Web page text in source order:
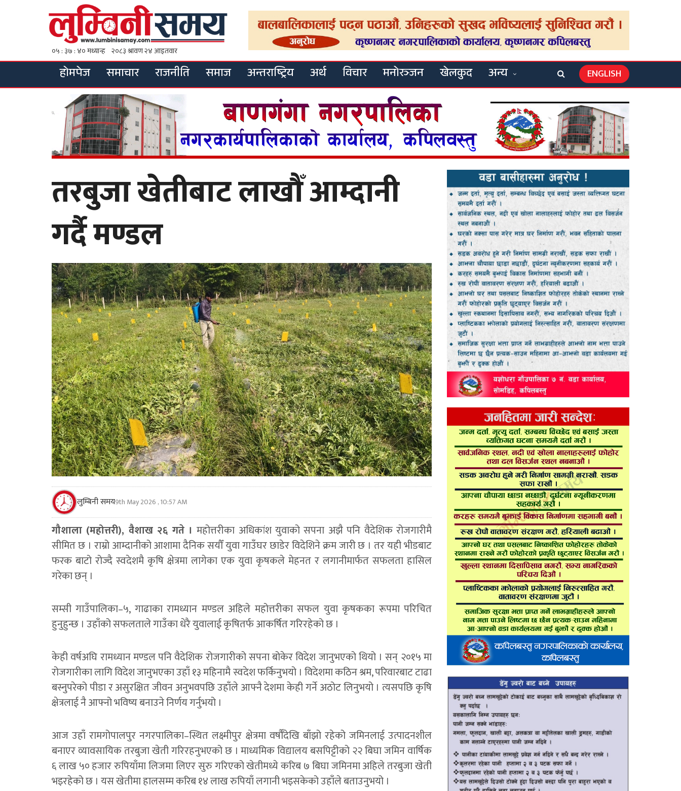
होमपेज समाचार राजनीति समाज अन्तराष्ट्रिय अर्थ विचार मनोरञ्जन खेलकुद अन्य ENGLISH
तरबुजा खेतीबाट लाखौँ आम्दानी
गर्दै मण्डल
लुम्बिनी समय9th May 2026 , 10:57 AM
गौशाला (महोत्तरी), वैशाख २६ गते ।महोत्तरीका अधिकांश युवाको सपना अझै पनि वैदेशिक रोजगारीमै
सीमित छ । राम्रो आम्दानीको आशामा दैनिक सयौँ युवा गाउँघर छाडेर विदेशिने क्रम जारी छ । तर यही भीडबाट
फरक बाटो रोज्दै स्वदेशमै कृषि क्षेत्रमा लागेका एक युवा कृषकले मेहनत र लगानीमार्फत सफलता हासिल
गरेका छन् ।
सम्सी गाउँपालिका–५, गाढाका रामध्यान मण्डल अहिले महोत्तरीका सफल युवा कृषकका रूपमा परिचित
हुनुहुन्छ । उहाँको सफलताले गाउँका धेरै युवालाई कृषितर्फ आकर्षित गरिरहेको छ ।
केही वर्षअघि रामध्यान मण्डल पनि वैदेशिक रोजगारीको सपना बोकेर विदेश जानुभएको थियो । सन् २०१५ मा
रोजगारीका लागि विदेश जानुभएका उहाँ १३ महिनामै स्वदेश फर्किनुभयो । विदेशमा कठिन श्रम, परिवारबाट टाढा
बस्नुपरेको पीडा र असुरक्षित जीवन अनुभवपछि उहाँले आफ्नै देशमा केही गर्ने अठोट लिनुभयो । त्यसपछि कृषि
क्षेत्रलाई नै आफ्नो भविष्य बनाउने निर्णय गर्नुभयो ।
आज उहाँ रामगोपालपुर नगरपालिका–स्थित लक्ष्मीपुर क्षेत्रमा वर्षौँदेखि बाँझो रहेको जमिनलाई उत्पादनशील
बनाएर व्यावसायिक तरबुजा खेती गरिरहनुभएको छ । माध्यमिक विद्यालय बसपिट्टीको २२ बिघा जमिन वार्षिक
६ लाख ५० हजार रुपियाँमा लिजमा लिएर सुरु गरिएको खेतीमध्ये करिब ७ बिघा जमिनमा अहिले तरबुजा खेती
भइरहेको छ । यस खेतीमा हालसम्म करिब १४ लाख रुपियाँ लगानी भइसकेको उहाँले बताउनुभयो ।